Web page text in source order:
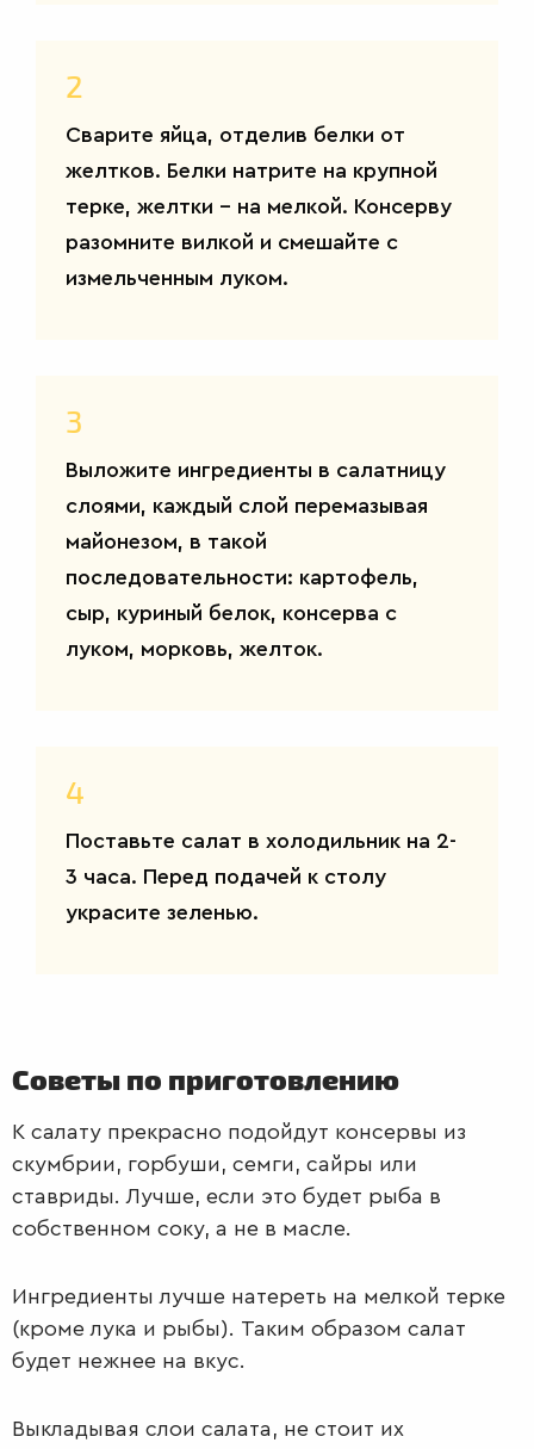
2
Сварите яйца, отделив белки от
желтков. Белки натрите на крупной
терке, желтки – на мелкой. Консерву
разомните вилкой и смешайте с
измельченным луком.
3
Выложите ингредиенты в салатницу
слоями, каждый слой перемазывая
майонезом, в такой
последовательности: картофель,
сыр, куриный белок, консерва с
луком, морковь, желток.
4
Поставьте салат в холодильник на 2-
3 часа. Перед подачей к столу
украсите зеленью.
Советы по приготовлению
К салату прекрасно подойдут консервы из
скумбрии, горбуши, семги, сайры или
ставриды. Лучше, если это будет рыба в
собственном соку, а не в масле.
Ингредиенты лучше натереть на мелкой терке
(кроме лука и рыбы). Таким образом салат
будет нежнее на вкус.
Выкладывая слои салата, не стоит их